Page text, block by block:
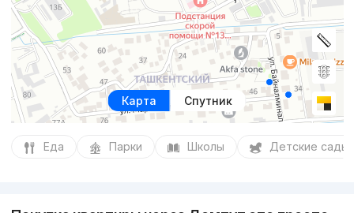
Карта Спутник
Еда Парки Школы Детские сады